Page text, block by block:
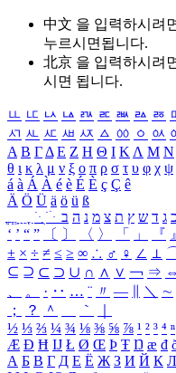
中文 을 입력하시려
누르시면됩니다.
北京 을 입력하시려
시면 됩니다.
ㅥ ㅦ ㅧ ㅨ ㅩ ㅪ ㅫ ㅬ ㅭ
ㅺ ㅻ ㅼ ㅽ ㅾ ㅿ ㆀ ㆁ ㆂ
Α Β ΓΔ Ε Ζ Η Θ Ι ΚΛ Μ Ν
θ ι κ λ μ ν ξ ο π ρ σ τ υ φ χ ψ
á à Á À é è É È ç Ç ê
Ä Ö Ü ä ö ü ß
ִֶֹ ֻּ ׁׂ כ ג ד ש ץ ת צ מ נ ה ב
‘ ’ “ ” 〔 〕 〈 〉 「 」 『 』
± × ÷ ≠ ≤ ≥ ∞ ∴ ♂ ♀ ∠ ⊥
⊆ ⊇ ⊂ ⊃ ∪ ∩ ∧ ∨ ￢ ⇒ ⇔
、
。 · ‥ … ¨ 〃 ― ＼ ∼
；
？ ＾ ｀
½ ⅓ ⅔ ¼ ¾ ⅛ ⅜ ⅝ ⅞ ¹ ² ³ ⁴ ⁿ
Æ Ð Ħ Ĳ Ł Ø Œ Þ Ŧ Ŋ æ đ
А Б В Г Д Е Ё Ж З И Й К Л